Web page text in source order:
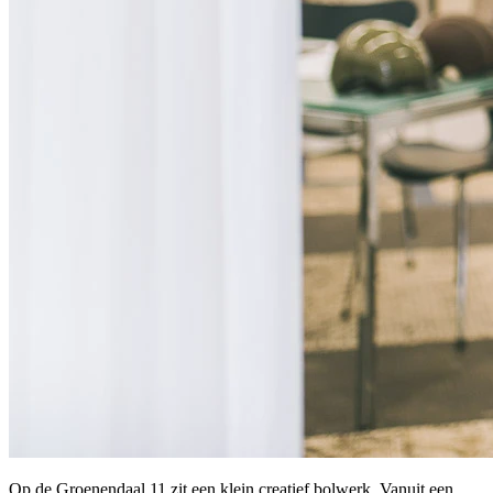
Op de Groenendaal 11 zit een klein creatief bolwerk. Vanuit een